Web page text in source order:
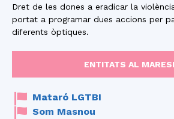
Dret de les dones a eradicar la
portat a programar dues accions per
diferents òptiques.
ENTITATS AL
Mataró LGTBI
Som Masnou